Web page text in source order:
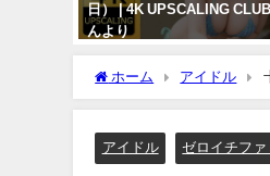
日） | 4K UPSCALING
んより
ホーム アイドル
アイドル ゼロイチファ